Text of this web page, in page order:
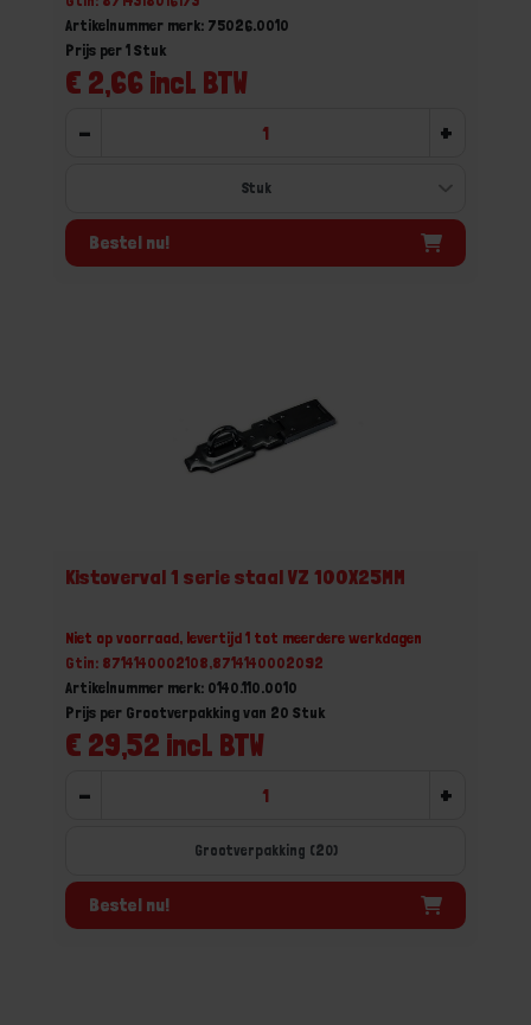
Artikelnummer merk: 75026.0010
€ 2,66 incl. BTW
Prijs per 1 Stuk
- +
Bestel nu!
Kistoverval 1 serie staal VZ 100X25MM
Niet op voorraad, levertijd 1 tot meerdere werkdagen
Gtin: 8714140002108,8714140002092
Artikelnummer merk: 0140.110.0010
€ 29,52 incl. BTW
Prijs per Grootverpakking van 20 Stuk
- +
Grootverpakking (20)
Bestel nu!